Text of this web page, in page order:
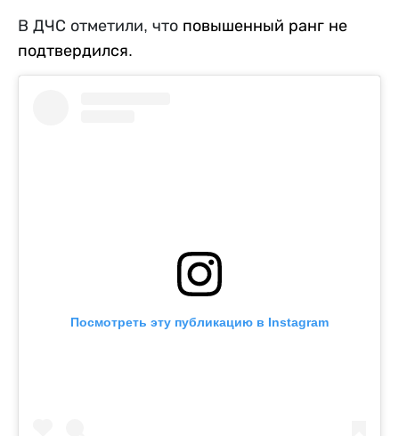
В ДЧС отметили, что повышенный ранг не
подтвердился.
Посмотреть эту публикацию в Instagram